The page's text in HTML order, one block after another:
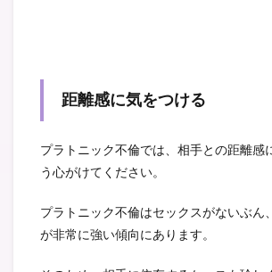
距離感に気をつける
プラトニック不倫では、相手との距離感
う心がけてください。
プラトニック不倫はセックスがないぶん
が非常に強い傾向にあります。